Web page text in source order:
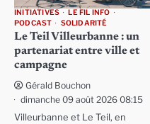
INITIATIVES
LE FIL INFO
PODCAST
SOLIDARITÉ
Le Teil Villeurbanne : un
partenariat entre ville et
campagne
Gérald Bouchon
dimanche 09 août 2026 08:15
Villeurbanne et Le Teil, en